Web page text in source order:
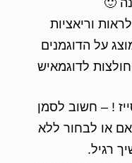
🙂
וריאציות
על הדוגמנים
לדוגמאיש
! – חשוב לסמן
או לבחור ללא
רגיל.